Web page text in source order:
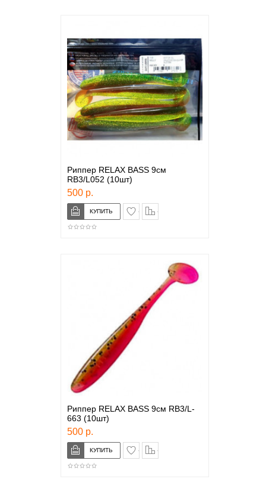
Риппер RELAX BASS 9см
RB3/L052 (10шт)
500 р.
в закладки
Риппер RELAX BASS 9см RB3/L-
663 (10шт)
500 р.
в закладки